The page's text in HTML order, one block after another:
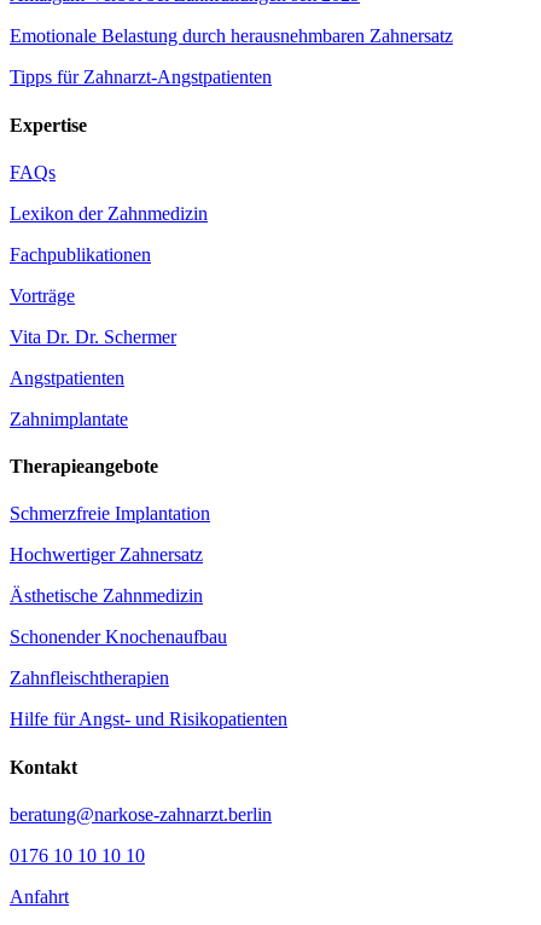
Emotionale Belastung durch herausnehmbaren Zahnersatz
Tipps für Zahnarzt-Angstpatienten
Expertise
FAQs
Lexikon der Zahnmedizin
Fachpublikationen
Vorträge
Vita Dr. Dr. Schermer
Angstpatienten
Zahnimplantate
Therapieangebote
Schmerzfreie Implantation
Hochwertiger Zahnersatz
Ästhetische Zahnmedizin
Schonender Knochenaufbau
Zahnfleischtherapien
Hilfe für Angst- und Risikopatienten
Kontakt
beratung@narkose-zahnarzt.berlin
0176 10 10 10 10
Anfahrt